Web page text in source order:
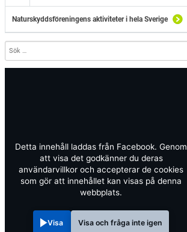
Naturskyddsföreningens aktiviteter i hela Sverige
Detta innehåll laddas från Facebook. Genom
att visa det godkänner du deras
användarvillkor och accepterar de cookies
som gör att innehållet kan visas på denna
webbplats.
Visa Visa och fråga inte igen